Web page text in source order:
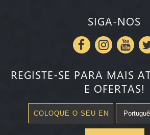
SIGA-NOS
REGISTE-SE PARA MAIS
E OFERTAS!